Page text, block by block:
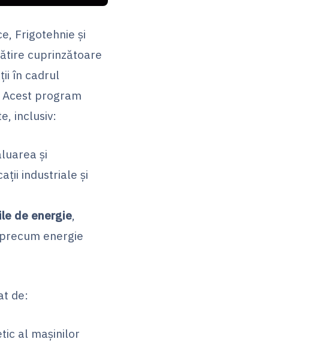
Frigotehnie și
cuprinzătoare
în cadrul
program
inclusiv:
și
industriale și
de energie,
energie
de:
al mașinilor